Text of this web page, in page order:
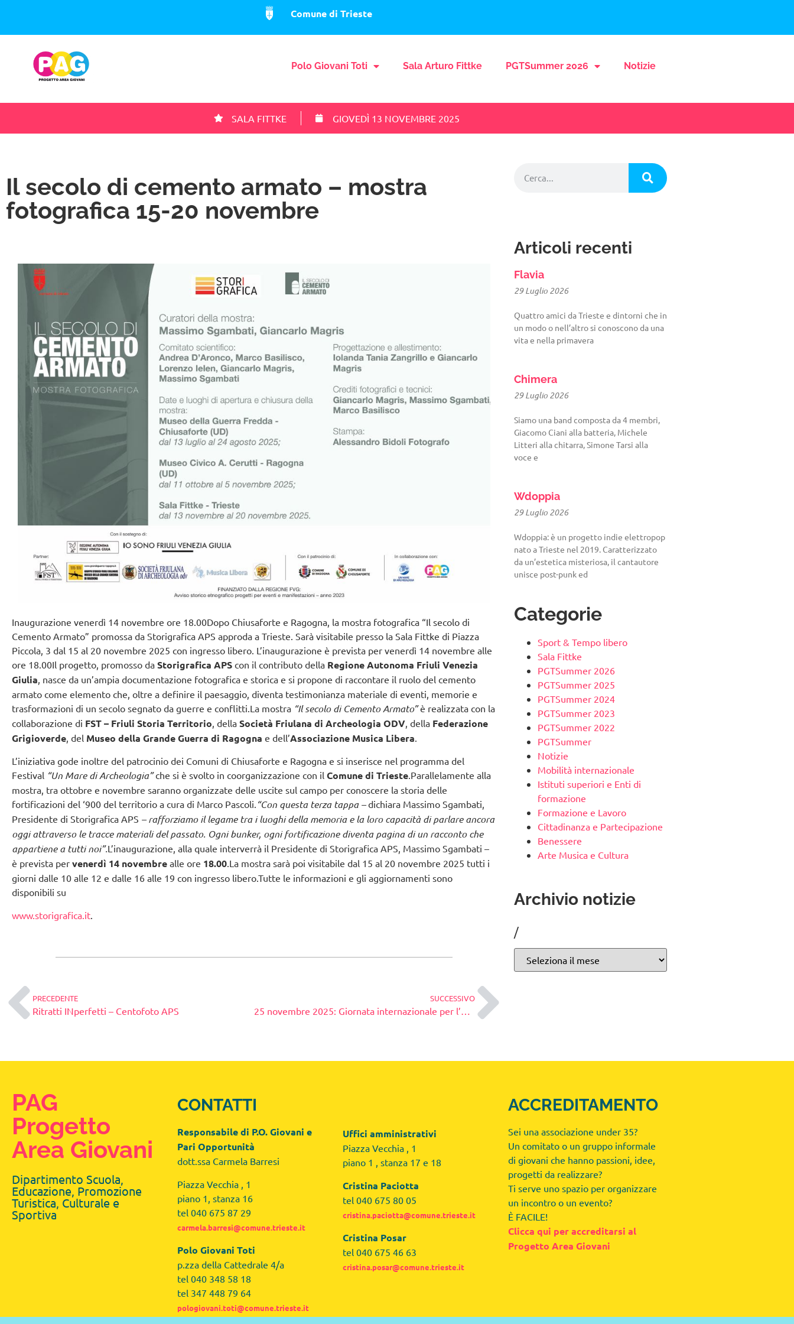
Comune di Trieste
Polo Giovani Toti Sala Arturo Fittke PGTSummer 2026 Notizie
SALA FITTKE GIOVEDÌ 13 NOVEMBRE 2025
Il secolo di cemento armato – mostra
fotografica 15-20 novembre
Inaugurazione venerdì 14 novembre ore 18.00Dopo Chiusaforte e Ragogna, la mostra fotografica “Il secolo di
Cemento Armato” promossa da Storigrafica APS approda a Trieste. Sarà visitabile presso la Sala Fittke di Piazza
Piccola, 3 dal 15 al 20 novembre 2025 con ingresso libero. L’inaugurazione è prevista per venerdì 14 novembre alle
ore 18.00Il progetto, promosso da Storigrafica APS con il contributo della Regione Autonoma Friuli Venezia
Giulia , nasce da un’ampia documentazione fotografica e storica e si propone di raccontare il ruolo del cemento
armato come elemento che, oltre a definire il paesaggio, diventa testimonianza materiale di eventi, memorie e
trasformazioni di un secolo segnato da guerre e conflitti.La mostra “Il secolo di Cemento Armato”è realizzata con la
collaborazione di FST – Friuli Storia Territorio , della Società Friulana di Archeologia ODV , della Federazione
Grigioverde , del Museo della Grande Guerra di Ragogna e dell’Associazione Musica Libera
L’iniziativa gode inoltre del patrocinio dei Comuni di Chiusaforte e Ragogna e si inserisce nel programma del
Festival “Un Mare di Archeologia”che si è svolto in coorganizzazione con il Comune di Trieste.Parallelamente alla
mostra, tra ottobre e novembre saranno organizzate delle uscite sul campo per conoscere la storia delle
fortificazioni del ‘900 del territorio a cura di Marco Pascoli. “Con questa terza tappa –dichiara Massimo Sgambati,
Presidente di Storigrafica APS – rafforziamo il legame tra i luoghi della memoria e la loro capacità di parlare ancora
oggi attraverso le tracce materiali del passato. Ogni bunker, ogni fortificazione diventa pagina di un racconto che
appartiene a tutti noi”.L’inaugurazione, alla quale interverrà il Presidente di Storigrafica APS, Massimo Sgambati –
è prevista per venerdì 14 novembre alle ore 18.00.La mostra sarà poi visitabile dal 15 al 20 novembre 2025 tutti i
giorni dalle 10 alle 12 e dalle 16 alle 19 con ingresso libero.Tutte le informazioni e gli aggiornamenti sono
disponibili su
www.storigrafica.it
PRECEDENTE
Ritratti INperfetti – Centofoto APS
SUCCESSIVO
Articoli recenti
Flavia
29 Luglio 2026
Quattro amici da Trieste e dintorni che in
un modo o nell’altro si conoscono da una
vita e nella primavera
Chimera
29 Luglio 2026
Siamo una band composta da 4 membri,
Giacomo Ciani alla batteria, Michele
Litteri alla chitarra, Simone Tarsi alla
voce e
Wdoppia
29 Luglio 2026
Wdoppia: è un progetto indie elettropop
nato a Trieste nel 2019. Caratterizzato
da un’estetica misteriosa, il cantautore
unisce post-punk ed
Categorie
Sport & Tempo libero
Sala Fittke
PGTSummer 2026
PGTSummer 2025
PGTSummer 2024
PGTSummer 2023
PGTSummer 2022
PGTSummer
Notizie
Mobilità internazionale
Istituti superiori e Enti di
formazione
Formazione e Lavoro
Cittadinanza e Partecipazione
Benessere
Arte Musica e Cultura
Archivio notizie
/
PAG
Progetto
Area Giovani
Dipartimento Scuola,
Educazione, Promozione
Turistica, Culturale e
Sportiva
CONTATTI
Responsabile di P.O. Giovani e
Pari Opportunità
dott.ssa Carmela Barresi
Piazza Vecchia , 1
piano 1, stanza 16
tel 040 675 87 29
carmela.barresi@comune.trieste.it
Polo Giovani Toti
p.zza della Cattedrale 4/a
tel 040 348 58 18
tel 347 448 79 64
pologiovani.toti@comune.trieste.it
Uffici amministrativi
Piazza Vecchia , 1
piano 1 , stanza 17 e 18
Cristina Paciotta
tel 040 675 80 05
cristina.paciotta@comune.trieste.it
Cristina Posar
tel 040 675 46 63
cristina.posar@comune.trieste.it
ACCREDITAMENTO
Sei una associazione under 35?
Un comitato o un gruppo informale
di giovani che hanno passioni, idee,
progetti da realizzare?
Ti serve uno spazio per organizzare
un incontro o un evento?
È FACILE!
Clicca qui per accreditarsi al
Progetto Area Giovani